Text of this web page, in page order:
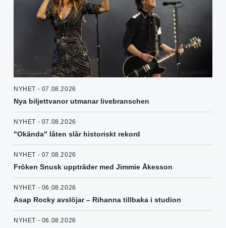
NYHET - 07.08.2026
Nya biljettvanor utmanar livebranschen
NYHET - 07.08.2026
"Okända" låten slår historiskt rekord
NYHET - 07.08.2026
Fröken Snusk uppträder med Jimmie Åkesson
NYHET - 06.08.2026
Asap Rocky avslöjar – Rihanna tillbaka i studion
NYHET - 06.08.2026